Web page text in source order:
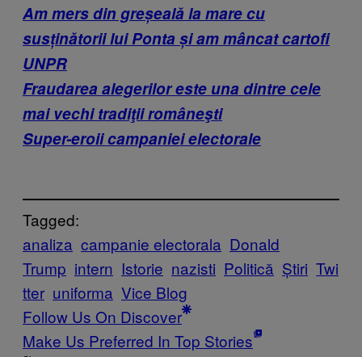
Am mers din greșeală la mare cu
susținătorii lui Ponta și am mâncat cartofi
UNPR
Fraudarea alegerilor este una dintre cele
mai vechi tradiţii româneşti
Super-eroii campaniei electorale
Tagged:
analiza campanie electorala Donald
Trump intern Istorie nazisti Politică Știri Twi
tter uniforma Vice Blog
Follow Us On Discover
Make Us Preferred In Top Stories